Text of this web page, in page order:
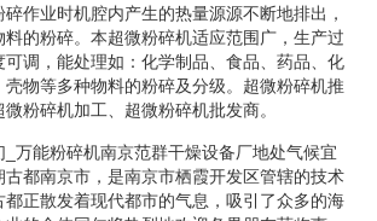
作业时机腔内产生的热量源源不断地排出，
的粉碎。本超微粉碎机适应范围广，生产过
调，能处理如：化学制品、食品、药品、化
物等多种物料的粉碎及分级。超微粉碎机推
粉碎机加工、超微粉碎机批发商。
_万能粉碎机南京范群干燥设备厂地处气候宜
古都南京市，是南京市栖霞开发区管辖的技术
正散发着现代都市的气息，吸引了众多的海